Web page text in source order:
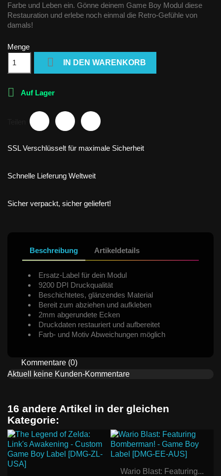
Farbe und Leben ein. Gönne deinem Game Boy Modul diese
Restauration und erlebe noch einmal die Retro-Gefühle von
damals!
Menge
 IN DEN WARENKORB
 Auf Lager
SSL Verschlüsselt für maximale Sicherheit
Schnelle Lieferung Weltweit
Sicher verpackt, sicher geliefert!
Beschreibung Artikeldetails
Ersatz-Label für dein Modul
9200 DPI Druckqualität
Beschichtetes, glänzendes Material
Bereit zum abziehen und aufkleben
2mm abgerundete Ecken
Druckdaten restauriert und aufbereitet
Farb- und Motiv Abweichungen möglich
Kommentare (0)
Aktuell keine Kunden-Kommentare
16 andere Artikel in der gleichen
Kategorie:
Wario Blast: Featuring...